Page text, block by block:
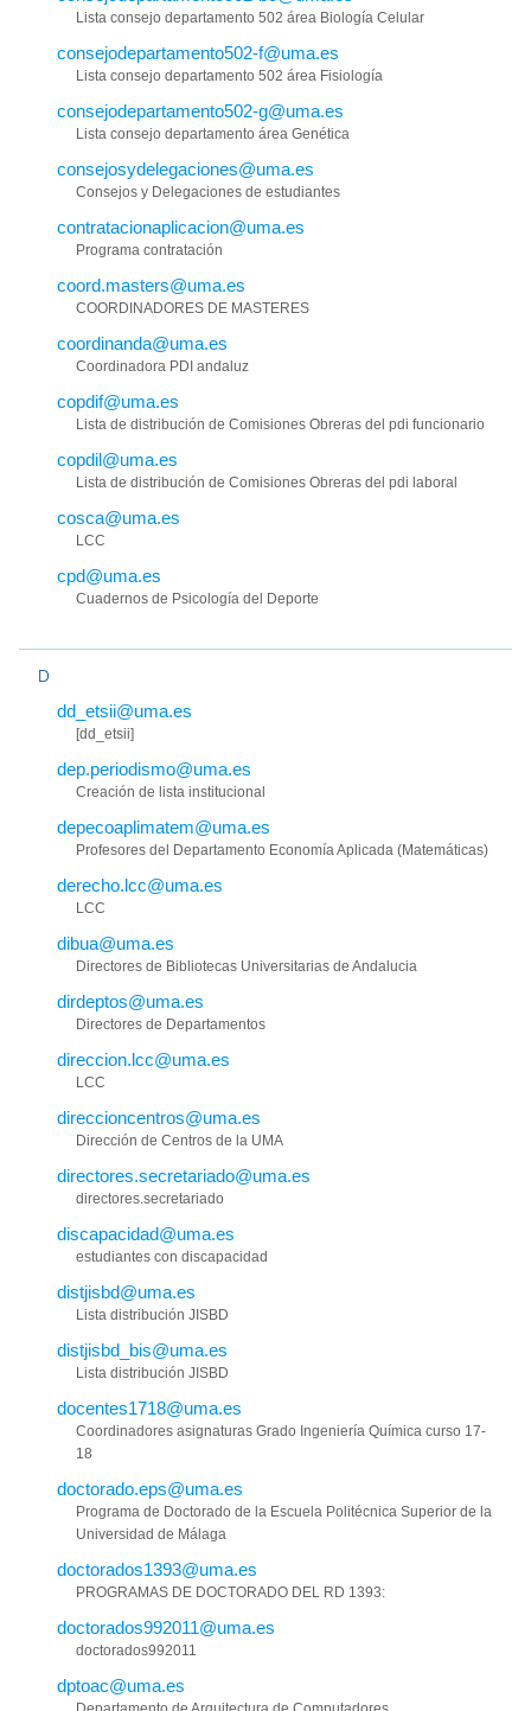
Lista consejo departamento 502 área Biología Celular
consejodepartamento502-f@uma.es
Lista consejo departamento 502 área Fisiología
consejodepartamento502-g@uma.es
Lista consejo departamento área Genética
consejosydelegaciones@uma.es
Consejos y Delegaciones de estudiantes
contratacionaplicacion@uma.es
Programa contratación
coord.masters@uma.es
COORDINADORES DE MASTERES
coordinanda@uma.es
Coordinadora PDI andaluz
copdif@uma.es
Lista de distribución de Comisiones Obreras del pdi funcionario
copdil@uma.es
Lista de distribución de Comisiones Obreras del pdi laboral
cosca@uma.es
LCC
cpd@uma.es
Cuadernos de Psicología del Deporte
D
dd_etsii@uma.es
[dd_etsii]
dep.periodismo@uma.es
Creación de lista institucional
depecoaplimatem@uma.es
Profesores del Departamento Economía Aplicada (Matemáticas)
derecho.lcc@uma.es
LCC
dibua@uma.es
Directores de Bibliotecas Universitarias de Andalucia
dirdeptos@uma.es
Directores de Departamentos
direccion.lcc@uma.es
LCC
direccioncentros@uma.es
Dirección de Centros de la UMA
directores.secretariado@uma.es
directores.secretariado
discapacidad@uma.es
estudiantes con discapacidad
distjisbd@uma.es
Lista distribución JISBD
distjisbd_bis@uma.es
Lista distribución JISBD
docentes1718@uma.es
Coordinadores asignaturas Grado Ingeniería Química curso 17-
18
doctorado.eps@uma.es
Programa de Doctorado de la Escuela Politécnica Superior de la
Universidad de Málaga
doctorados1393@uma.es
PROGRAMAS DE DOCTORADO DEL RD 1393:
doctorados992011@uma.es
doctorados992011
dptoac@uma.es